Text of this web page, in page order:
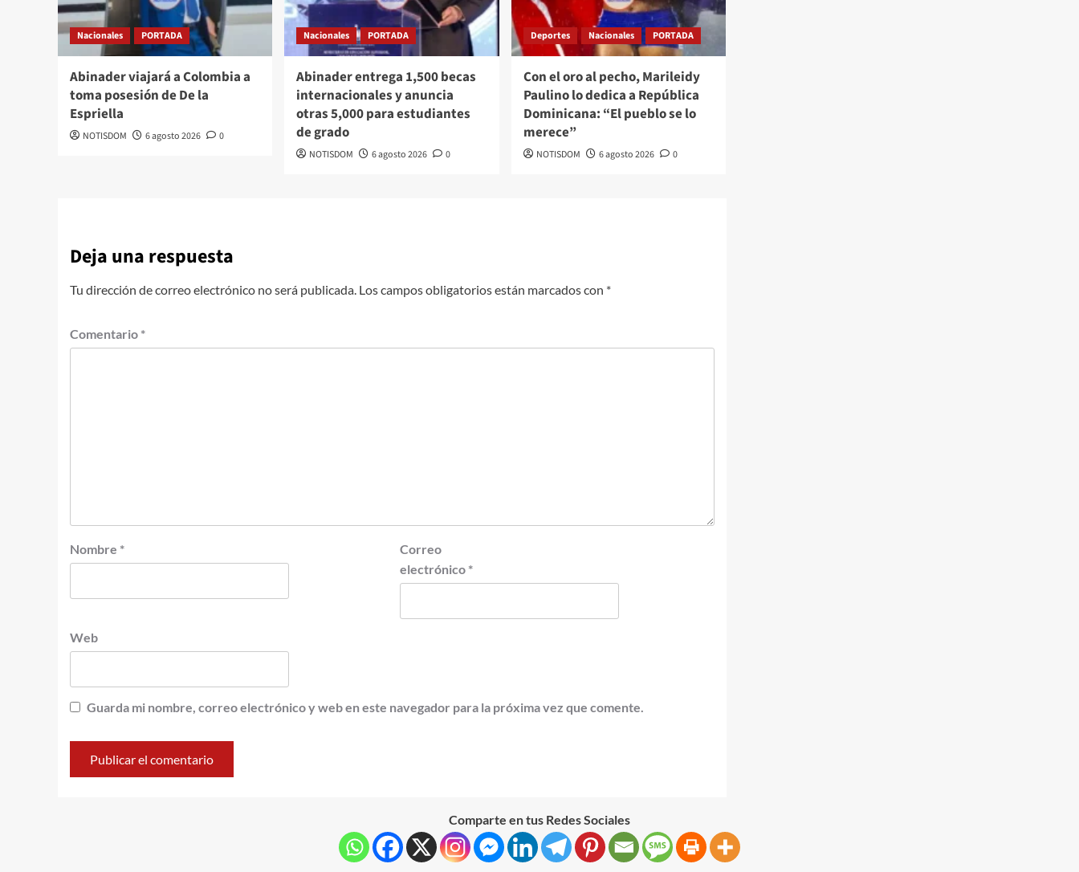
Nacionales PORTADA
Abinader viajará a Colombia a
toma posesión de De la
Espriella
NOTISDOM 6 agosto 2026 0
Nacionales PORTADA
Abinader entrega 1,500 becas
internacionales y anuncia
otras 5,000 para estudiantes
de grado
NOTISDOM 6 agosto 2026 0
Deportes Nacionales PORTADA
Con el oro al pecho, Marileidy
Paulino lo dedica a República
Dominicana: “El pueblo se lo
merece”
NOTISDOM 6 agosto 2026 0
Deja una respuesta
Tu dirección de correo electrónico no será publicada. Los campos obligatorios están marcados con *
Comentario *
Nombre *
Correo
electrónico *
Web
Guarda mi nombre, correo electrónico y web en este navegador para la próxima vez que comente.
Comparte en tus Redes Sociales